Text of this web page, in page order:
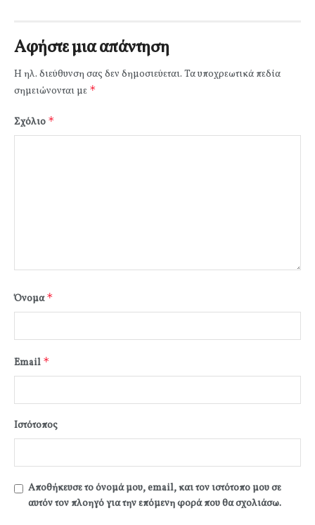
Αφήστε μια απάντηση
Η ηλ. διεύθυνση σας δεν δημοσιεύεται. Τα υποχρεωτικά πεδία
σημειώνονται με *
Σχόλιο *
Όνομα*
Email *
Ιστότοπος
Αποθήκευσε το όνομά μου, email, και τον ιστότοπο μου σε
αυτόν τον πλοηγό για την επόμενη φορά που θα σχολιάσω.